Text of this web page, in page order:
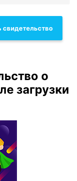
свидетельство
о
загрузки